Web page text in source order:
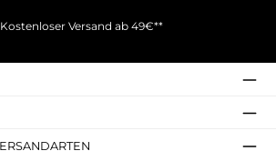
Kostenloser Versand ab 49€**